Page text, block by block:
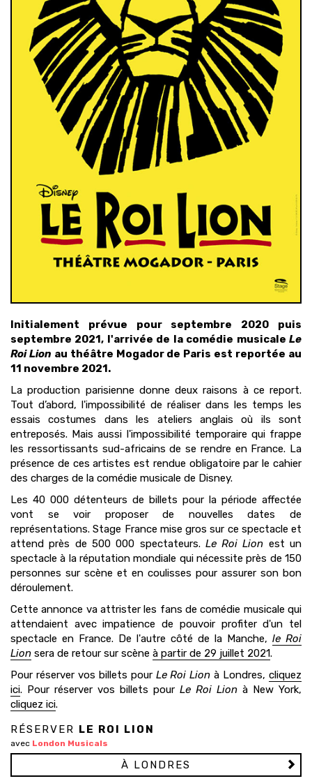
Initialement prévue pour septembre 2020 puis
septembre 2021, l'arrivée de la comédie musicale Le
Roi Lion au théâtre Mogador de Paris est reportée au
11 novembre 2021.
La production parisienne donne deux raisons à ce report.
Tout d’abord, l'impossibilité de réaliser dans les temps les
essais costumes dans les ateliers anglais où ils sont
entreposés. Mais aussi l'impossibilité temporaire qui frappe
les ressortissants sud-africains de se rendre en France. La
présence de ces artistes est rendue obligatoire par le cahier
des charges de la comédie musicale de Disney.
Les 40 000 détenteurs de billets pour la période affectée
vont se voir proposer de nouvelles dates de
représentations. Stage France mise gros sur ce spectacle et
attend près de 500 000 spectateurs. Le Roi Lion est un
spectacle à la réputation mondiale qui nécessite près de 150
personnes sur scène et en coulisses pour assurer son bon
déroulement.
Cette annonce va attrister les fans de comédie musicale qui
attendaient avec impatience de pouvoir profiter d'un tel
spectacle en France. De l'autre côté de la Manche, le Roi
Lion sera de retour sur scène à partir de 29 juillet 2021.
Pour réserver vos billets pour Le Roi Lion à Londres,cliquez
ici. Pour réserver vos billets pour Le Roi Lion à New York,
cliquez ici.
RÉSERVER LE ROI LION
avec London Musicals
À LONDRES